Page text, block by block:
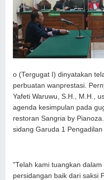
o (Tergugat I) dinyatakan
perbuatan wanprestasi.
Yafeti Waruwu, S.H., M.H.,
agenda kesimpulan pada
restoran Sangria by
sidang Garuda 1 Pengadilan
"Telah kami tuangkan
persidangan baik dari saksi